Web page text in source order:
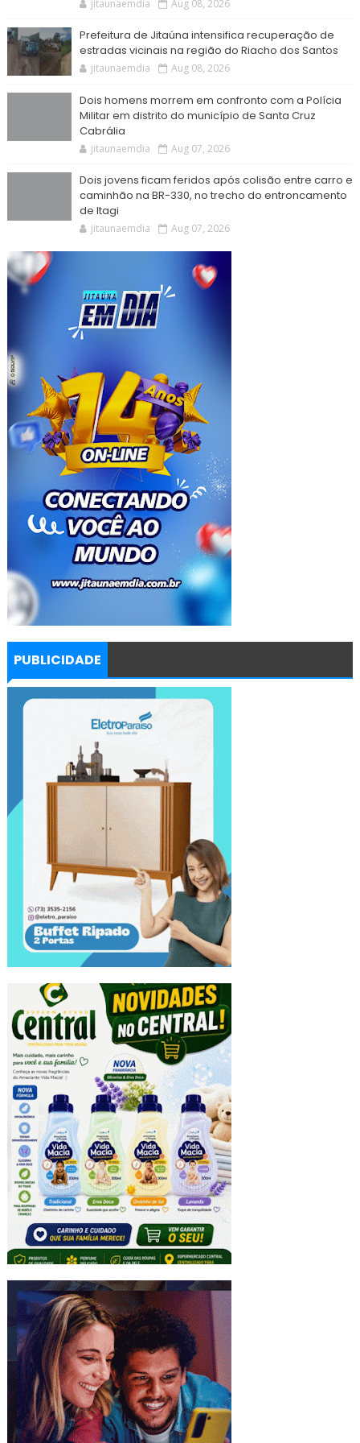
jitaunaemdia Aug 08, 2026
Prefeitura de Jitaúna intensifica recuperação de
estradas vicinais na região do Riacho dos Santos
jitaunaemdia Aug 08, 2026
Dois homens morrem em confronto com a Polícia
Militar em distrito do município de Santa Cruz
Cabrália
jitaunaemdia Aug 07, 2026
Dois jovens ficam feridos após colisão entre carro e
caminhão na BR-330, no trecho do entroncamento
de Itagi
jitaunaemdia Aug 07, 2026
PUBLICIDADE